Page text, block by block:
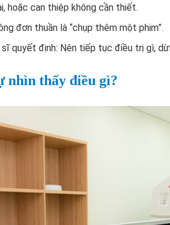
hoặc can thiệp không cần thiết.
đơn thuần là “chụp thêm một phim”.
sĩ quyết định: Nên tiếp tục điều trị gì,
nhìn thấy điều gì?